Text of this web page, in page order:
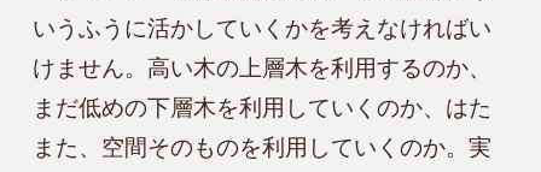
いうふうに活かしていくかを考えなければい
けません。高い木の上層木を利用するのか、
まだ低めの下層木を利用していくのか、はた
また、空間そのものを利用していくのか。実